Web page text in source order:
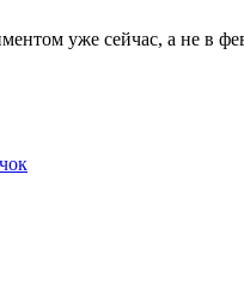
уже сейчас, а не в